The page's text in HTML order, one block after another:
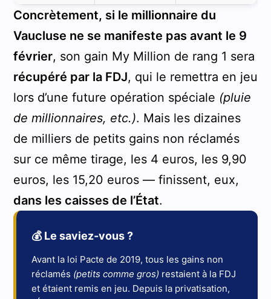
Concrètement, si le millionnaire du
Vaucluse ne se manifeste pas avant le 9
février, son gain My Million de rang 1 sera
récupéré par la FDJ, qui le remettra en jeu
lors d’une future opération spéciale (pluie
de millionnaires, etc.). Mais les dizaines
de milliers de petits gains non réclamés
sur ce même tirage, les 4 euros, les 9,90
euros, les 15,20 euros — finissent, eux,
dans les caisses de l’État.
💰 Le saviez-vous ?
Avant la loi Pacte de 2019, tous les gains non
réclamés (petits comme gros) restaient à la FDJ
et étaient remis en jeu. Depuis la privatisation,